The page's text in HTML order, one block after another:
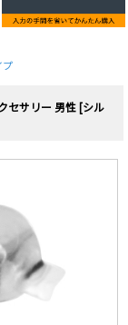
プ
セサリー 男性 [シル